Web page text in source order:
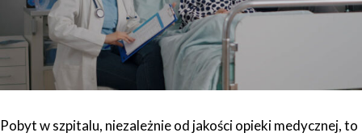
Pobyt w szpitalu, niezależnie od jakości opieki medycznej, to